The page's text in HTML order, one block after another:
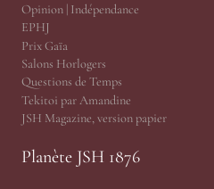
Opinion | Indépendance
EPHJ
Prix Gaïa
Salons Horlogers
Questions de Temps
Tekitoi par Amandine
JSH Magazine, version papier
Planète JSH 1876